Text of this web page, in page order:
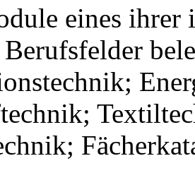
eines ihrer